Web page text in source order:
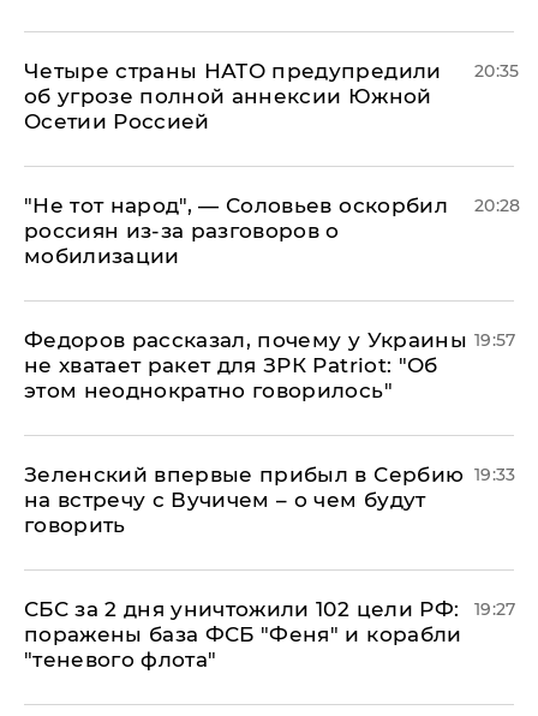
Четыре страны НАТО предупредили
об угрозе полной аннексии Южной
Осетии Россией
20:35
​"Не тот народ", — Соловьев оскорбил
россиян из-за разговоров о
мобилизации
20:28
Федоров рассказал, почему у Украины
не хватает ракет для ЗРК Patriot: "Об
этом неоднократно говорилось"
19:57
Зеленский впервые прибыл в Сербию
на встречу с Вучичем – о чем будут
говорить
19:33
СБС за 2 дня уничтожили 102 цели РФ:
поражены база ФСБ "Феня" и корабли
"теневого флота"
19:27